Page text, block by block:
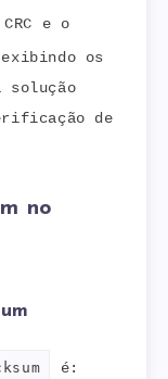
e o
os
solução
de
no
é: